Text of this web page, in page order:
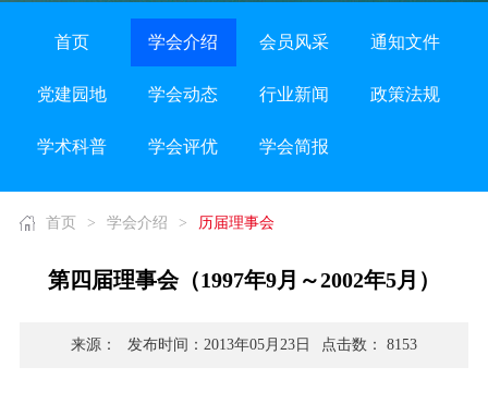
首页 学会介绍 会员风采 通知文件
党建园地 学会动态 行业新闻 政策法规
学术科普 学会评优 学会简报
首页 > 学会介绍 > 历届理事会
第四届理事会（1997年9月～2002年5月）
来源： 发布时间：2013年05月23日 点击数： 8153